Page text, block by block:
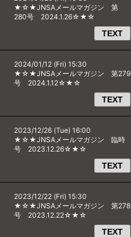
★☆★JNSAメールマガジン 第
280号 2024.1.26☆★☆
TEXT
2024/01/12 (Fri) 15:30
★☆★JNSAメールマガジン 第279
号 2024.1.12☆★☆
TEXT
2023/12/26 (Tue) 16:00
★☆★JNSAメールマガジン 臨時
号 2023.12.26☆★☆
TEXT
2023/12/22 (Fri) 15:30
★☆★JNSAメールマガジン 第278
号 2023.12.22☆★☆
TEXT